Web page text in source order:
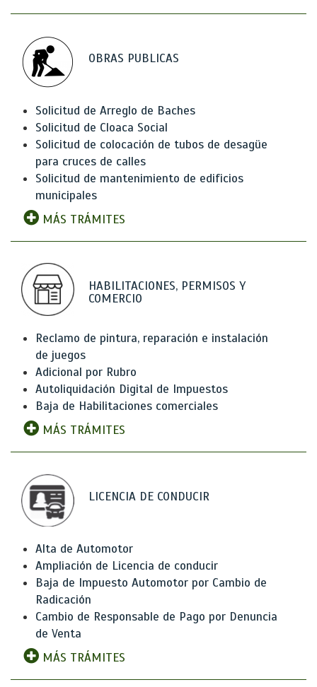
OBRAS PUBLICAS
Solicitud de Arreglo de Baches
Solicitud de Cloaca Social
Solicitud de colocación de tubos de desagüe
para cruces de calles
Solicitud de mantenimiento de edificios
municipales
MÁS TRÁMITES
HABILITACIONES, PERMISOS Y
COMERCIO
Reclamo de pintura, reparación e instalación
de juegos
Adicional por Rubro
Autoliquidación Digital de Impuestos
Baja de Habilitaciones comerciales
MÁS TRÁMITES
LICENCIA DE CONDUCIR
Alta de Automotor
Ampliación de Licencia de conducir
Baja de Impuesto Automotor por Cambio de
Radicación
Cambio de Responsable de Pago por Denuncia
de Venta
MÁS TRÁMITES